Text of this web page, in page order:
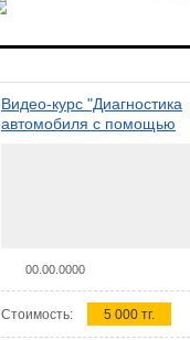
Видео-курс "Диагностика
автомобиля с помощью
00.00.0000
Стоимость: 5 000 тг.